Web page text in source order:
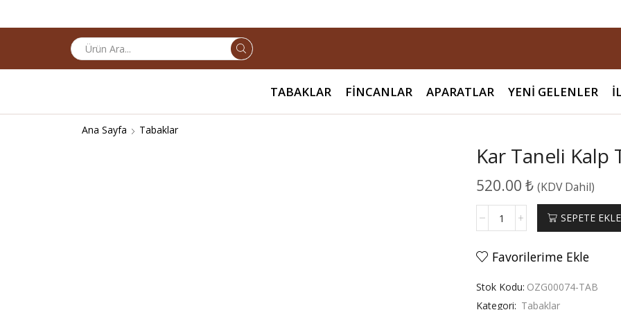
input
TABAKLAR FINCANLAR APARATLAR YENI GELENLER
Ana Sayfa Tabaklar
Kar Taneli Kalp
520.00 ₺ (KDV Dahil)
Taneli
Tabak
adet
SEPETE EKLE
Favorilerime Ekle
Stok Kodu: OZG00074-TAB
Kategori: Tabaklar